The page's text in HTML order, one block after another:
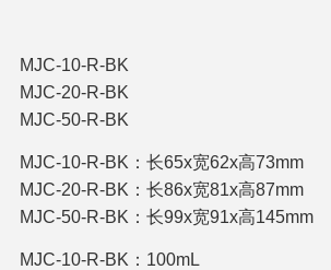
MJC-10-R-BK
MJC-20-R-BK
MJC-50-R-BK
MJC-10-R-BK：长65x宽62x高73mm
MJC-20-R-BK：长86x宽81x高87mm
MJC-50-R-BK：长99x宽91x高145mm
MJC-10-R-BK：100mL